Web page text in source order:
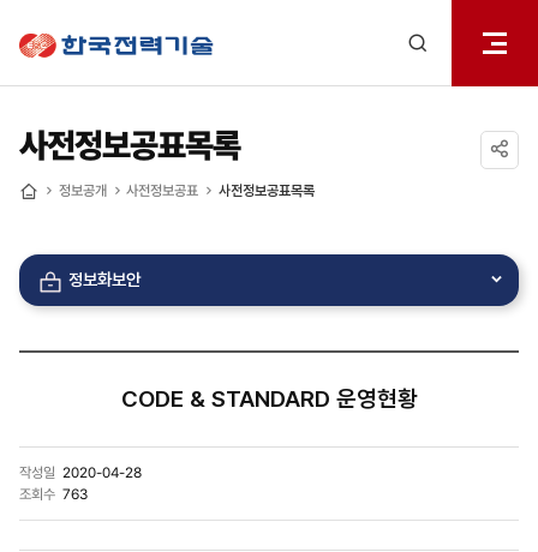
열기
사전정보공표목록
정보공개 사전정보공표 사전정보공표목록
정보화보안
CODE & STANDARD 운영현황
작성일 2020-04-28
조회수 763